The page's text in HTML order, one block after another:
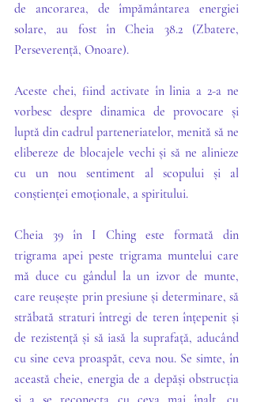
de ancorarea, de împământarea energiei
solare, au fost în Cheia 38.2 (Zbatere,
Perseverență, Onoare).
Aceste chei, fiind activate în linia a 2-a ne
vorbesc despre dinamica de provocare și
luptă din cadrul parteneriatelor, menită să ne
elibereze de blocajele vechi și să ne alinieze
cu un nou sentiment al scopului și al
conștienței emoționale, a spiritului.
Cheia 39 în I Ching este formată din
trigrama apei peste trigrama muntelui care
mă duce cu gândul la un izvor de munte,
care reușește prin presiune și determinare, să
străbată straturi întregi de teren înțepenit și
de rezistență și să iasă la suprafață, aducând
cu sine ceva proaspăt, ceva nou. Se simte, în
această cheie, energia de a depăși obstrucția